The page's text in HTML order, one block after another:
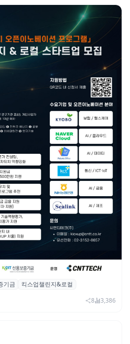
킥스업 챌린지&로컬’ 참
기금
킥스업챌린지&로컬
8 3,386